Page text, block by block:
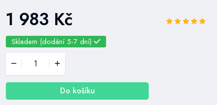
1 983 Kč
Skladem (dodání 5-7 dní)
Do košíku